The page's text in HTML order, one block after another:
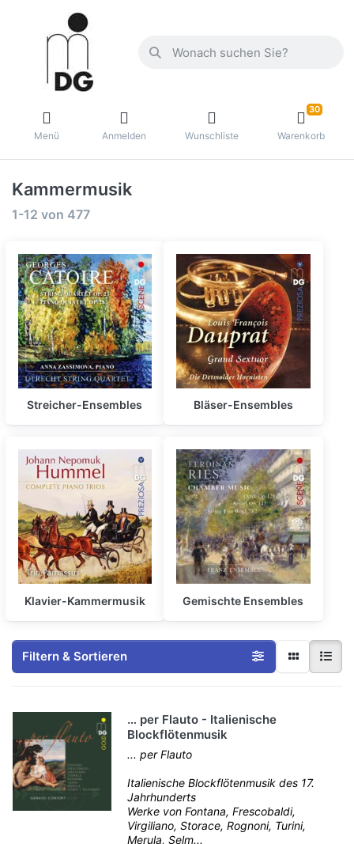
Menü Anmelden Wunschliste
30
Warenkorb
Kammermusik
1-12 von 477
Streicher-Ensembles Bläser-Ensembles
Klavier-Kammermusik Gemischte Ensembles
Filtern & Sortieren
… per Flauto - Italienische
Blockflötenmusik
... per Flauto
Italienische Blockflötenmusik des 17.
Jahrhunderts
Werke von Fontana, Frescobaldi,
Virgiliano, Storace, Rognoni, Turini,
Merula, Selm...